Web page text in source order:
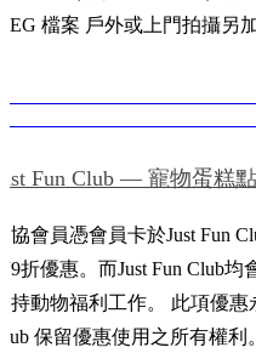
檔案 戶外或上門拍攝另加 HK$600 而 Steve
拍攝地址：新蒲崗雙喜
Fun Club — 寵物蛋糕
協會員憑會員卡於Just Fun
9折優惠。而Just Fun Club
持動物福利工作。 此項優惠
保留優惠使用之所有權利